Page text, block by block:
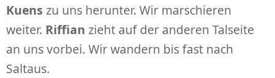
Kuens zu uns herunter. Wir marschieren
weiter. Riffian zieht auf der anderen Talseite
an uns vorbei. Wir wandern bis fast nach
Saltaus.